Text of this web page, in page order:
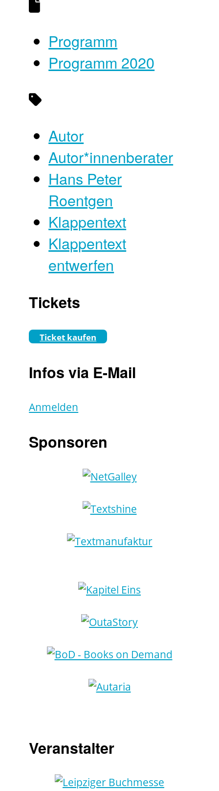
Programm
Programm 2020
Autor
Autor*innenberater
Hans Peter
Roentgen
Klappentext
Klappentext
entwerfen
Tickets
Ticket kaufen
Infos via E-Mail
Anmelden
Sponsoren
Veranstalter